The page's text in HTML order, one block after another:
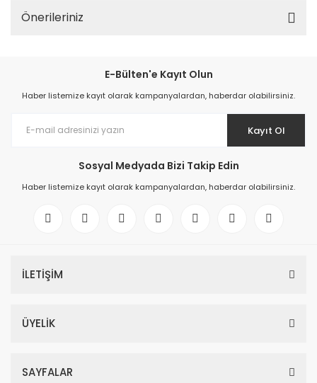
Önerileriniz
E-Bülten'e Kayıt Olun
Haber listemize kayıt olarak kampanyalardan, haberdar olabilirsiniz.
Kayıt Ol
Sosyal Medyada Bizi Takip Edin
Haber listemize kayıt olarak kampanyalardan, haberdar olabilirsiniz.
İLETİŞİM
ÜYELİK
SAYFALAR